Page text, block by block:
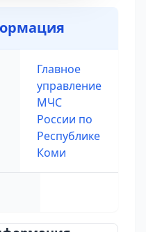
Главное
управление
МЧС
России по
Республике
Коми